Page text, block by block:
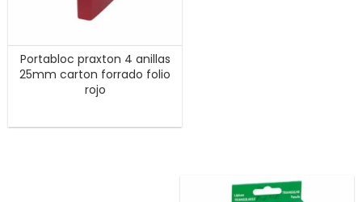
Portabloc praxton 4 anillas
25mm carton forrado folio
rojo